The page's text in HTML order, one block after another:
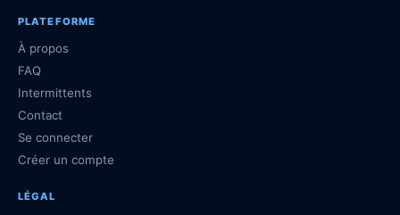
PLATEFORME
À propos
FAQ
Intermittents
Contact
Se connecter
Créer un compte
LÉGAL